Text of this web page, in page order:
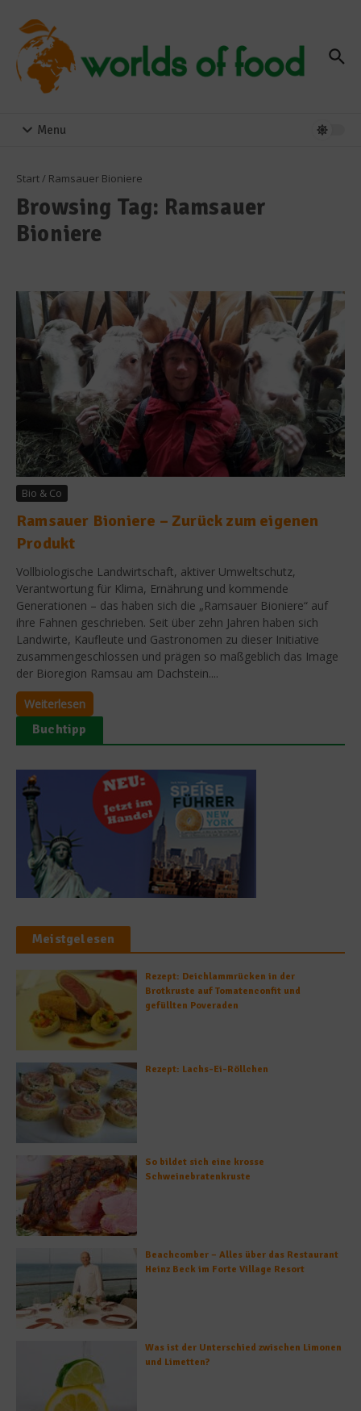
Menu
Start/ Ramsauer Bioniere
Browsing Tag: Ramsauer
Bioniere
Bio & Co
Ramsauer Bioniere – Zurück zum eigenen
Produkt
Vollbiologische Landwirtschaft, aktiver Umweltschutz,
Verantwortung für Klima, Ernährung und kommende
Generationen – das haben sich die „Ramsauer Bioniere“ auf
ihre Fahnen geschrieben. Seit über zehn Jahren haben sich
Landwirte, Kaufleute und Gastronomen zu dieser Initiative
zusammengeschlossen und prägen so maßgeblich das Image
der Bioregion Ramsau am Dachstein....
Weiterlesen
Buchtipp
Meistgelesen
Rezept: Deichlammrücken in der
Brotkruste auf Tomatenconfit und
gefüllten Poveraden
Rezept: Lachs-Ei-Röllchen
So bildet sich eine krosse
Schweinebratenkruste
Beachcomber – Alles über das Restaurant
Heinz Beck im Forte Village Resort
Was ist der Unterschied zwischen Limonen
und Limetten?